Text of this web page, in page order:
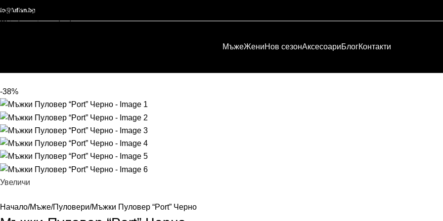
Skip to navigation
Skip to main content
МъжеЖениНов сезонАксесоариБлогКонтакти
-38%
Увеличи
Начало Мъже Пуловери Мъжки Пуловер “Port” Черно